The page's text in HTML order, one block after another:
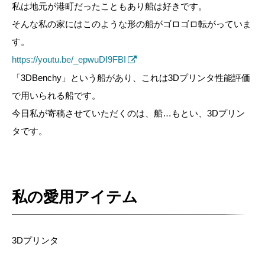
私は地元が港町だったこともあり船は好きです。
そんな私の家にはこのような形の船がゴロゴロ転がっていま
す。
https://youtu.be/_epwuDI9FBI
「3DBenchy」という船があり、これは3Dプリンタ性能評価
で用いられる船です。
今日私が寄稿させていただくのは、船…もとい、3Dプリン
タです。
私の愛用アイテム
3Dプリンタ